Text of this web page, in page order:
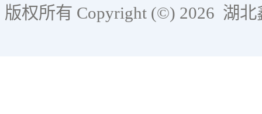
版权所有 Copyright (©) 2026 湖北